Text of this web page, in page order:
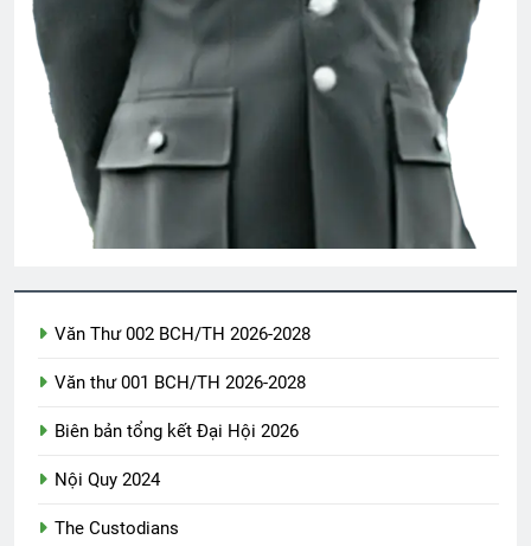
BỤI TUYẾT (Robert Frost)
3 Years Ago
Đêm tiền đồn
2 Years Ago
3 Years Ago
CTBCTY – Tập I – Chương 9
2 Years Ago
Văn Thư 002 BCH/TH 2026-2028
Văn thư 001 BCH/TH 2026-2028
Biên bản tổng kết Đại Hội 2026
Nội Quy 2024
The Custodians